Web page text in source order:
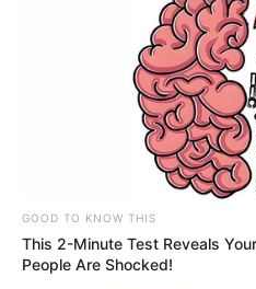
Žlutý keř sakury